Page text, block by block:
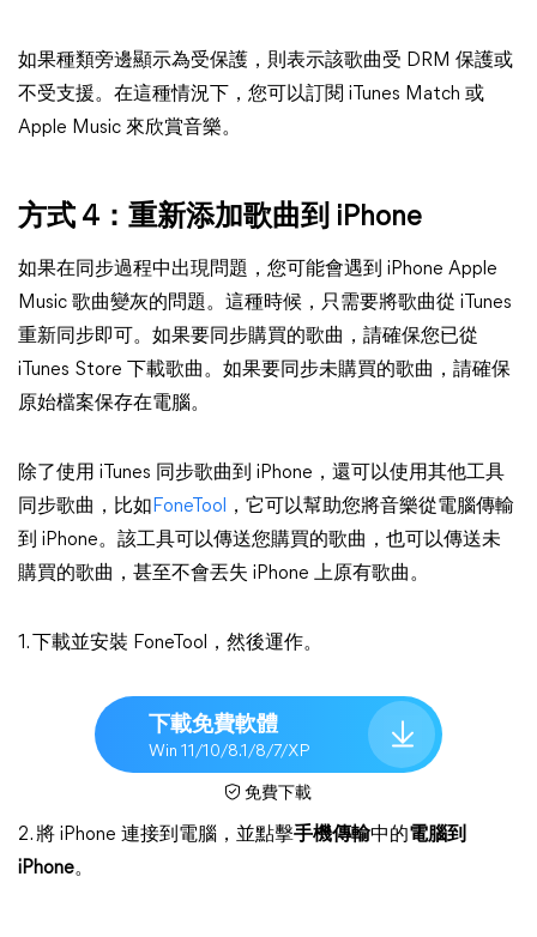
如果種類旁邊顯示為受保護，則表示該歌曲受 DRM 保護或
不受支援。在這種情況下，您可以訂閱 iTunes Match 或
Apple Music 來欣賞音樂。
方式 4：重新添加歌曲到 iPhone
如果在同步過程中出現問題，您可能會遇到 iPhone Apple
Music 歌曲變灰的問題。這種時候，只需要將歌曲從 iTunes
重新同步即可。如果要同步購買的歌曲，請確保您已從
iTunes Store 下載歌曲。如果要同步未購買的歌曲，請確保
原始檔案保存在電腦。
除了使用 iTunes 同步歌曲到 iPhone，還可以使用其他工具
同步歌曲，比如 FoneTool
，它可以幫助您將音樂從電腦傳輸
到 iPhone。該工具可以傳送您購買的歌曲，也可以傳送未
購買的歌曲，甚至不會丟失 iPhone 上原有歌曲。
1. 下載並安裝 FoneTool，然後運作。
下載免費軟體
Win 11/10/8.1/8/7/XP
免費下載
2. 將 iPhone 連接到電腦，並點擊手機傳輸中的電腦到
iPhone。